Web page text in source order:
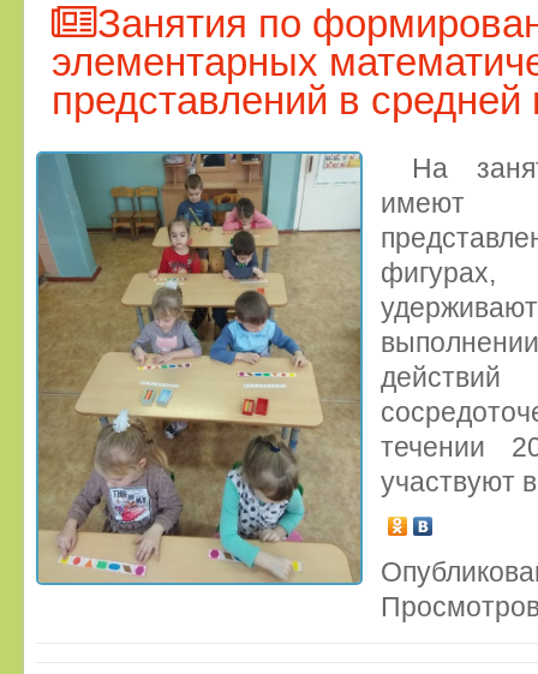
Занятия по
элементарных
представлений в
На
имеют
течении
участвуют